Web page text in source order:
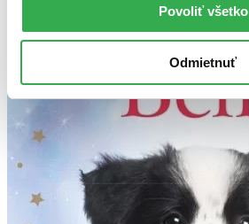
Povoliť všetko
Odmietnuť